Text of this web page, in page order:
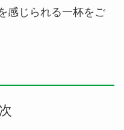
感じられる一杯をご